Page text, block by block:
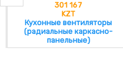
301 167
KZT
Кухонные вентиляторы
(радиальные каркасно-
панельные)